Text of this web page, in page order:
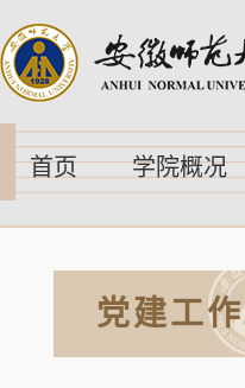
首页 学院概况
党建工作